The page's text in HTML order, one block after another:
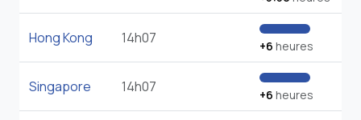
Hong Kong 14h07 +6 heures
Singapore 14h07 +6 heures